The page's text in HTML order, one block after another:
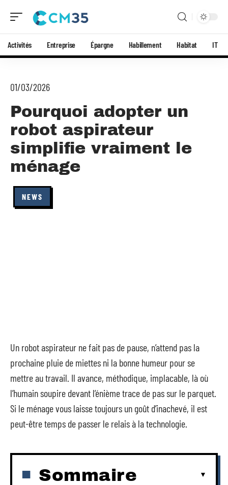
Activités Entreprise Épargne Habillement Habitat IT
01/03/2026
Pourquoi adopter un
robot aspirateur
simplifie vraiment le
ménage
NEWS
Un robot aspirateur ne fait pas de pause, n’attend pas la
prochaine pluie de miettes ni la bonne humeur pour se
mettre au travail. Il avance, méthodique, implacable, là où
l’humain soupire devant l’énième trace de pas sur le parquet.
Si le ménage vous laisse toujours un goût d’inachevé, il est
peut-être temps de passer le relais à la technologie.
Sommaire